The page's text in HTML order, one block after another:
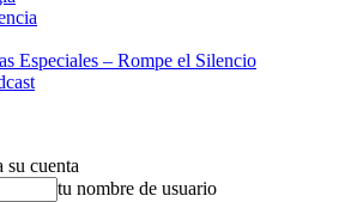
Especiales – Rompe el Silencio
su cuenta
tu nombre de usuario